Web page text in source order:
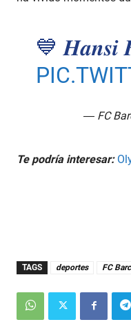
💙 𝑯𝒂𝒏𝒔𝒊
— FC
Te podría interesar:
TAGS deportes FC